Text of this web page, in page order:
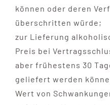
können oder deren
überschritten würde;
zur Lieferung
Preis bei
aber frühestens 30
geliefert werden
Wert von